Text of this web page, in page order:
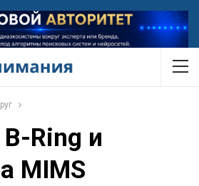
Ring и
MIMS